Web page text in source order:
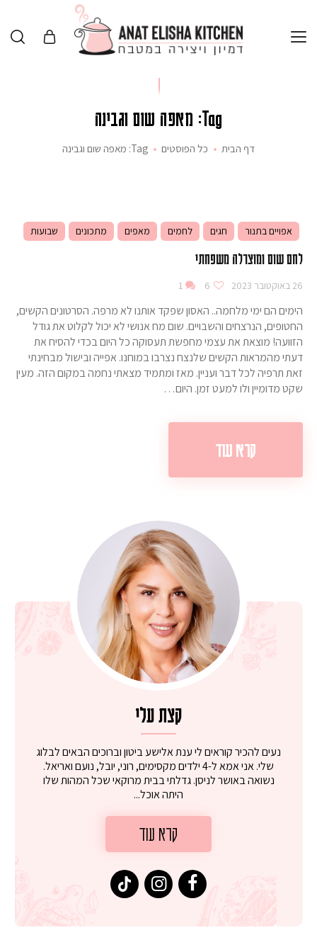
Tag: מאפה שום וגבינה
דף הבית כל הפוסטים Tag: מאפה שום וגבינה
אפויים בתנור חגים לחמים מאפים מתכונים שבועות
לחם שום ומוצרלה משפחתי
26 באוקטובר 2023 6
1
הימים הם ימי מלחמה.. האסון שפקד אותנו לא מרפה. הסרטונים הקשים,
החטופים, הנרצחים והשבויים. שום מח אנושי לא יכול לקלוט את גודל
הזוועה! מוצאת את עצמי מחפשת תעסוקה כל היום בכדי להסיח את
דעתי מהמראות הקשים שלנצח נצרבו במוחנו. אפייה ובישול מבחינתי
זאת תרפיה לכל דבר ועניין. מאז ומתמיד מצאתי נחמה במקום הזה. מעין
שקט מדומיין ולו למעט זמן. היום…
קרא עוד
קצת עלי
נעים להכיר קוראים לי ענת אלישע ביטון וברוכים הבאים לבלוג
שלי. אני אמא ל-4 ילדים מקסימים, רוני, יובל, נועם ואריאל.
נשואה באושר לניסן. גדלתי בבית מרוקאי שכל המהות שלו
היתה אוכל...
קרא עוד